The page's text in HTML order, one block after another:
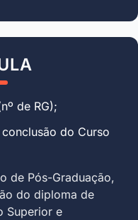
de RG);
do Curso
de Pós-Graduação,
do diploma de
Superior e